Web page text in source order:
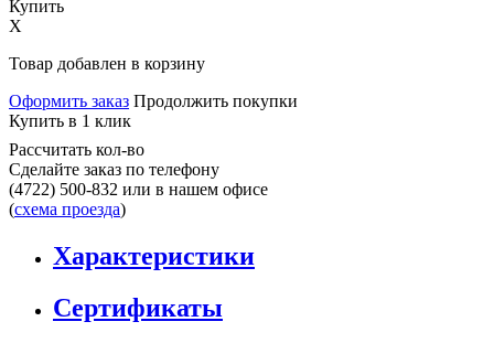
Купить
X
Товар добавлен в корзину
Оформить заказ Продолжить покупки
Купить в 1 клик
Рассчитать кол-во
Сделайте заказ по телефону
(4722) 500-832 или в нашем офисе
(схема проезда)
Характеристики
Сертификаты